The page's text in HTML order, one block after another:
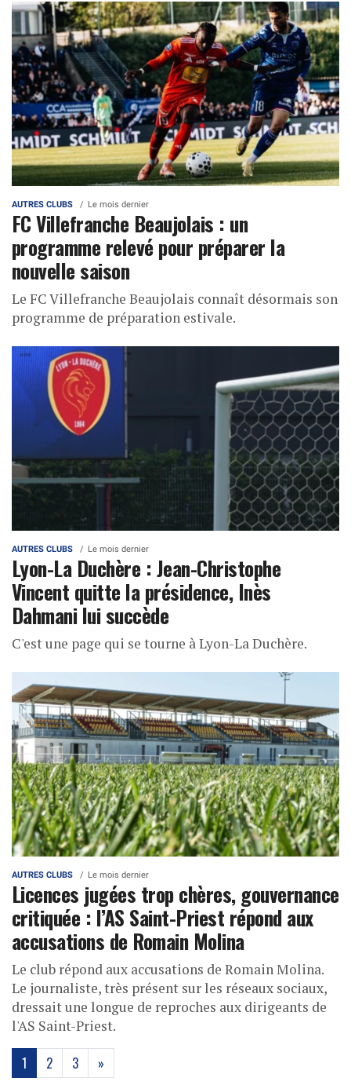
AUTRES CLUBS Le mois dernier
FC Villefranche Beaujolais : un
programme relevé pour préparer la
nouvelle saison
Le FC Villefranche Beaujolais connaît désormais son
programme de préparation estivale.
AUTRES CLUBS Le mois dernier
Lyon-La Duchère : Jean-Christophe
Vincent quitte la présidence, Inès
Dahmani lui succède
C'est une page qui se tourne à Lyon-La Duchère.
AUTRES CLUBS Le mois dernier
Licences jugées trop chères, gouvernance
critiquée : l’AS Saint-Priest répond aux
accusations de Romain Molina
Le club répond aux accusations de Romain Molina.
Le journaliste, très présent sur les réseaux sociaux,
dressait une longue de reproches aux dirigeants de
l'AS Saint-Priest.
1 (current)
2 3 »